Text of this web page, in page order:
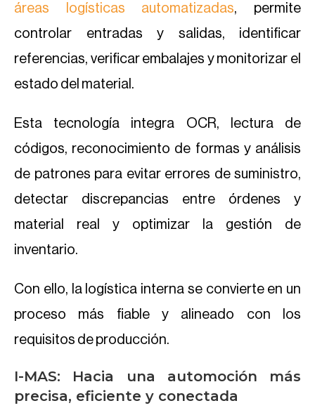
áreas logísticas automatizadas, permite
controlar entradas y salidas, identificar
referencias, verificar embalajes y monitorizar el
estado del material.
Esta tecnología integra OCR, lectura de
códigos, reconocimiento de formas y análisis
de patrones para evitar errores de suministro,
detectar discrepancias entre órdenes y
material real y optimizar la gestión de
inventario.
Con ello, la logística interna se convierte en un
proceso más fiable y alineado con los
requisitos de producción.
I-MAS: Hacia una automoción más
precisa, eficiente y conectada